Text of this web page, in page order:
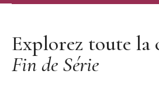
Explorez toute la
Fin de Série